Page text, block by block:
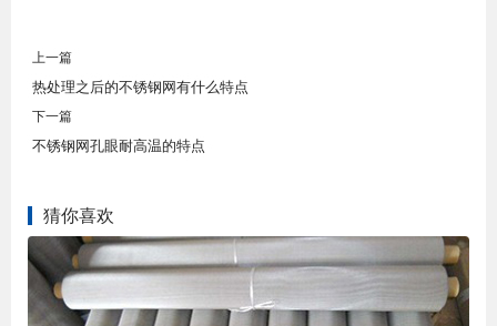
上一篇
热处理之后的不锈钢网有什么特点
下一篇
不锈钢网孔眼耐高温的特点
猜你喜欢